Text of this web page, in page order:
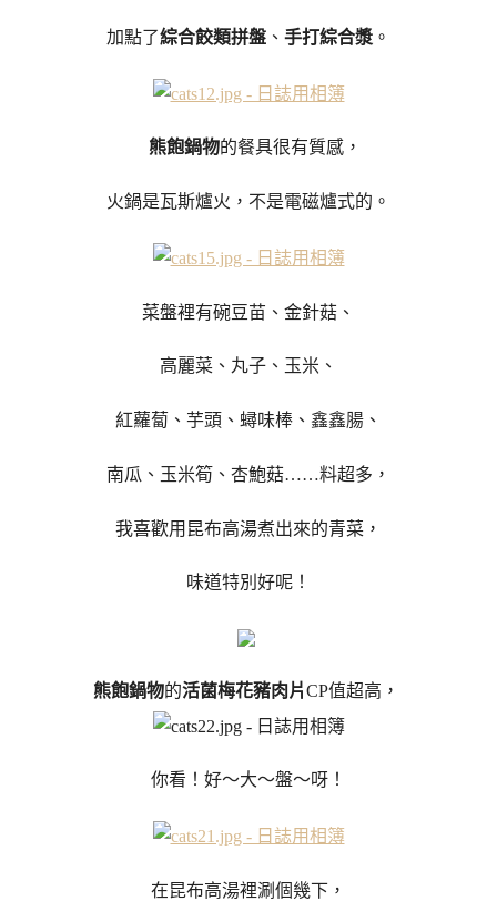
加點了綜合餃類拼盤 、 手打綜合漿 。
熊飽鍋物的餐具很有質感，
火鍋是瓦斯爐火，不是電磁爐式的。
菜盤裡有碗豆苗、金針菇、
高麗菜、丸子、玉米、
紅蘿蔔、芋頭、蟳味棒、鑫鑫腸、
南瓜、玉米筍、杏鮑菇……料超多，
我喜歡用昆布高湯煮出來的青菜，
味道特別好呢！
熊飽鍋物的活菌梅花豬肉片CP值超高，
你看！好～大～盤～呀！
在昆布高湯裡涮個幾下，